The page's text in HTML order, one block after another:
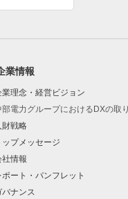
業情報
業理念・経営ビジョン
部電力グループにおけるDXの取
財戦略
ップメッセージ
社情報
ポート・パンフレット
バナンス